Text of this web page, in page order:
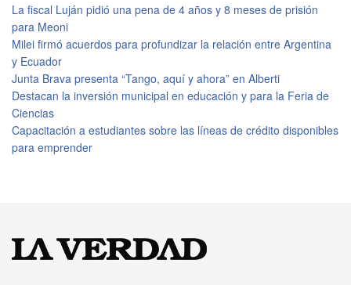
La fiscal Luján pidió una pena de 4 años y 8 meses de prisión
para Meoni
Milei firmó acuerdos para profundizar la relación entre Argentina
y Ecuador
Junta Brava presenta “Tango, aquí y ahora” en Alberti
Destacan la inversión municipal en educación y para la Feria de
Ciencias
Capacitación a estudiantes sobre las líneas de crédito disponibles
para emprender